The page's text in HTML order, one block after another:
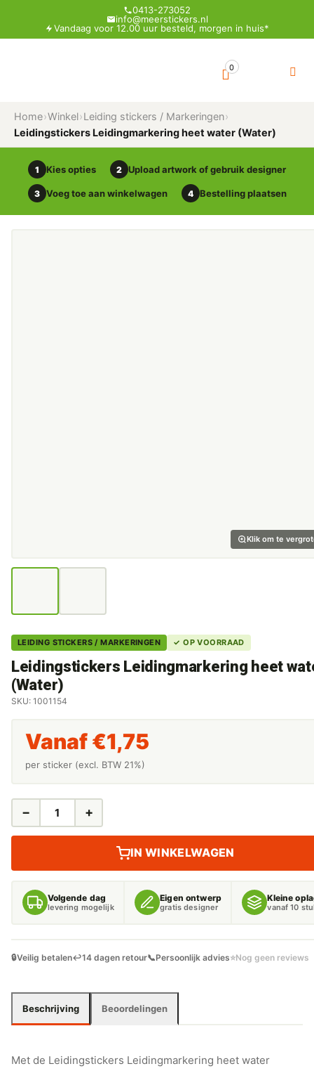
0413-273052
info@meerstickers.nl
Vandaag voor 12.00 uur besteld, morgen in huis*
0
Home›Winkel›Leiding stickers / Markeringen›
Leidingstickers Leidingmarkering heet water (Water)
1 Kies opties 2 Upload artwork of gebruik designer
3 Voeg toe aan winkelwagen 4 Bestelling plaatsen
Klik om te
LEIDING STICKERS / MARKERINGEN ✓ OP VOORRAAD
Leidingstickers Leidingmarkering heet
(Water)
SKU: 1001154
Vanaf €1,75
per sticker (excl. BTW 21%)
LEIDINGSTICKERS
AANTAL
− +
IN WINKELWAGEN
Volgende dag
levering mogelijk
Eigen ontwerp
gratis designer
Kleine
vanaf 10
🔒Veilig betalen↩️14 dagen retour📞Persoonlijk advies⭐Nog geen reviews
Beschrijving Beoordelingen
Met de Leidingstickers Leidingmarkering heet water